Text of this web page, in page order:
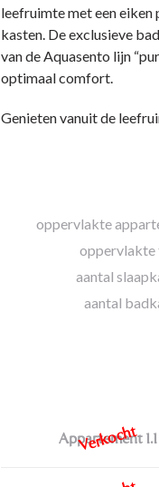
leefruimte met een eiken
kasten. De exclusieve
van de Aquasento lijn
optimaal comfort.
Genieten vanuit de
oppervlakte
oppervlakte
aantal
aantal
Appartement 1.1